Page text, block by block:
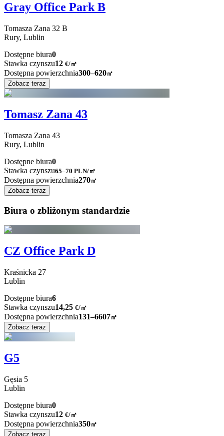
Gray Office Park B
Tomasza Zana 32 B
Rury, Lublin
Dostępne biura0
Stawka czynszu12 €/㎡
Dostępna powierzchnia300–620㎡
Zobacz teraz
Tomasz Zana 43
Tomasza Zana 43
Rury, Lublin
Dostępne biura0
Stawka czynszu65–70 PLN/㎡
Dostępna powierzchnia270㎡
Zobacz teraz
Biura o zbliżonym standardzie
CZ Office Park D
Kraśnicka 27
Lublin
Dostępne biura6
Stawka czynszu14,25 €/㎡
Dostępna powierzchnia131–6607㎡
Zobacz teraz
G5
Gęsia 5
Lublin
Dostępne biura0
Stawka czynszu12 €/㎡
Dostępna powierzchnia350㎡
Zobacz teraz